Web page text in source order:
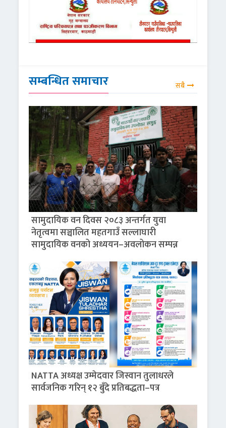
सम्बन्धित समाचार सबै
सामुदायिक वन दिवस २०८३ अन्तर्गत युवा
नेतृत्वमा सञ्चालित महतगाउँ सल्लाघारी
सामुदायिक वनको अध्ययन–अवलोकन सम्पन्न
NATTA अध्यक्ष उम्मेदवार जिस्वान तुलाधरले
सार्वजनिक गरिन् १२ बुँदे प्रतिबद्धता–पत्र